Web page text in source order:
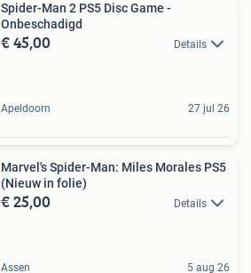
Spider-Man 2 PS5 Disc Game -
Onbeschadigd
€ 45,00 Details
Apeldoorn 27 jul 26
Marvel's Spider-Man: Miles Morales PS5
(Nieuw in folie)
€ 25,00 Details
Assen 5 aug 26